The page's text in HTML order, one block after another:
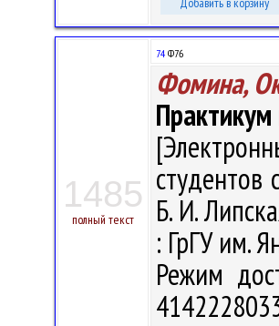
1485
полный текст
74 Ф76
Фомина,
Б. И.
: ГрГУ им.
Режим